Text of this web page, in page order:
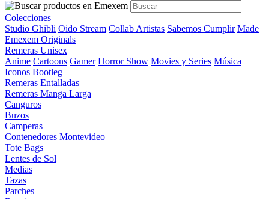
Colecciones
Studio Ghibli Oido Stream Collab Artistas Sabemos Cumplir Made
Emexem Originals
Remeras Unisex
Anime Cartoons Gamer Horror Show Movies y Series Música
Iconos Bootleg
Remeras Entalladas
Remeras Manga Larga
Canguros
Buzos
Camperas
Contenedores Montevideo
Tote Bags
Lentes de Sol
Medias
Tazas
Parches